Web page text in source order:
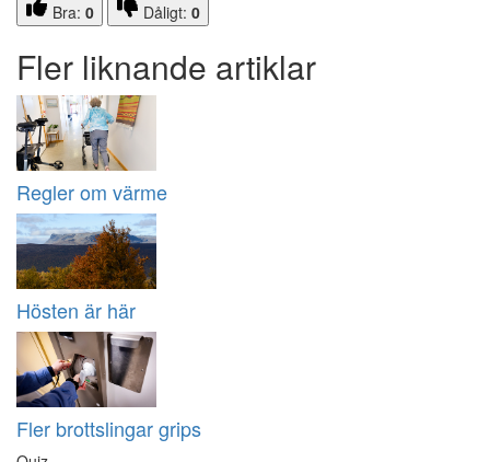
Bra: 0 Dåligt: 0
Fler liknande artiklar
Regler om värme
Hösten är här
Fler brottslingar grips